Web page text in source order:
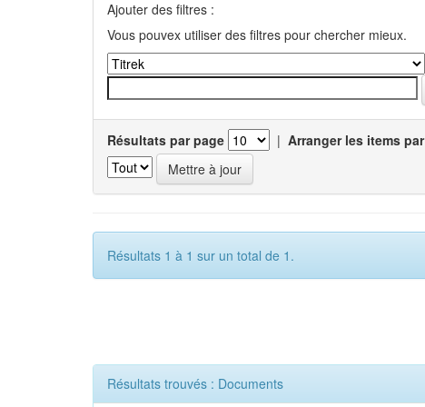
Ajouter des filtres :
Vous pouvex utiliser des filtres pour chercher mieux.
Résultats par page | Arranger les items par
Résultats 1 à 1 sur un total de 1.
Résultats trouvés : Documents